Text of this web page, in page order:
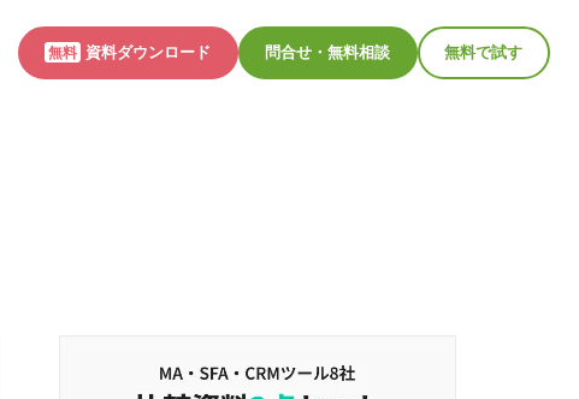
無料 資料ダウンロード 問合せ・無料相談 無料で試す